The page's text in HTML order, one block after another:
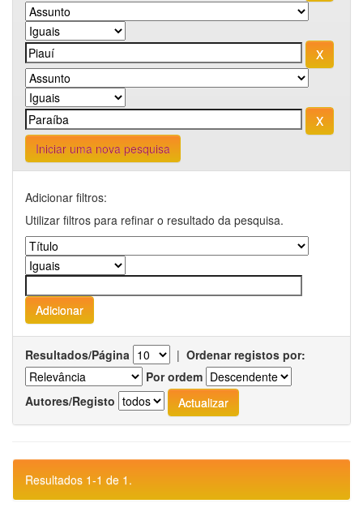
Iniciar uma nova pesquisa
Adicionar filtros:
Utilizar filtros para refinar o resultado da pesquisa.
Resultados/Página | Ordenar registos por:
Por ordem
Autores/Registo
Resultados 1-1 de 1.